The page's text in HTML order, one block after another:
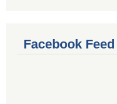
Facebook Feed